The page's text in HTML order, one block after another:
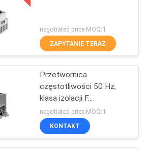
VFD
o zmiennej
negotiated price MOQ:1
ZAPYTANIE TERAZ
Przetwornica
częstotliwości 50 Hz,
klasa izolacji F.
Przetwornica
częstotliwości o
zmiennej częstotliwości
negotiated price MOQ:1
KONTAKT